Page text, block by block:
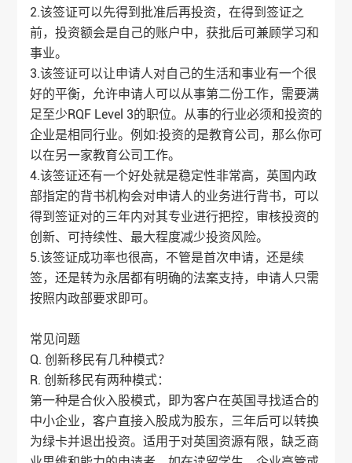
2.该签证可以先得到批准后再投资，在得到签证之
前，投资额会是自己的账户中，获批后可兼顾学习和
事业。
3.该签证可以让申请人对自己的生活和事业有一个很
好的平衡，允许申请人可以从事第二份工作，需要满
足至少RQF Level 3的职位。从事的行业必须和投资的
企业是相同行业。例如:投资的是教育公司，那么你可
以在另一家教育公司工作。
4.该签证还有一个好处就是稳定性非常高，英国内政
部指定的背书机构会对申请人的业务进行背书，可以
得到签证对的三年内对其专业进行把控，审核投资的
创新、可持续性、最大程度减少投资风险。
5.该签证成功率也很高，不管是首次申请，还是续
签，还是转为永居都有明确的法案支持，申请人只需
按照内政部要求即可。
常见问题
Q. 创新移民有几种模式？
R. 创新移民有两种模式：
第一种是合伙入股模式，即为客户在英国寻找适合的
中小企业，客户直接入股成为股东，三年后可以转换
为绿卡并退出投资。适用于对英国资源有限，缺乏商